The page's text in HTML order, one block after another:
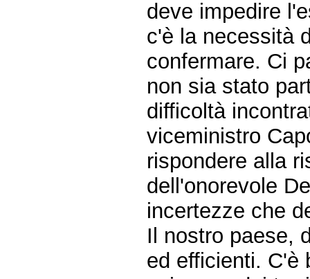
deve impedire
c'è la necessità
confermare. Ci
non sia stato
difficoltà
viceministro
rispondere alla
dell'onorevole
incertezze che
Il nostro paese,
ed efficienti. C'è